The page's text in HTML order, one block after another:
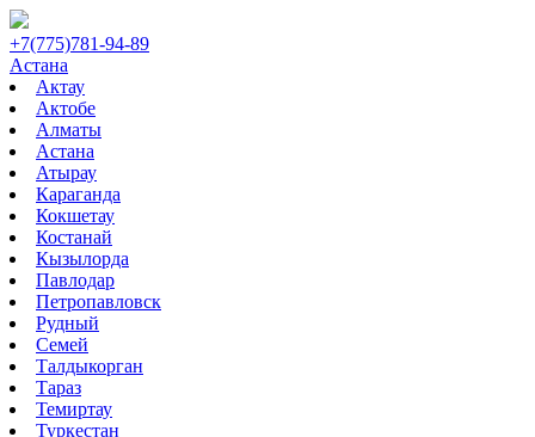
+7(775)781-94-89
Астана
Актау
Актобе
Алматы
Астана
Атырау
Караганда
Кокшетау
Костанай
Кызылорда
Павлодар
Петропавловск
Рудный
Семей
Талдыкорган
Тараз
Темиртау
Туркестан